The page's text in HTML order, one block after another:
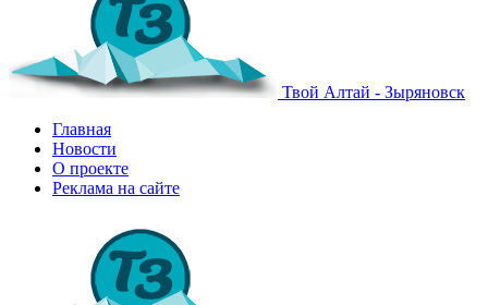
Твой Алтай - Зыряновск
Главная
Новости
О проекте
Реклама на сайте